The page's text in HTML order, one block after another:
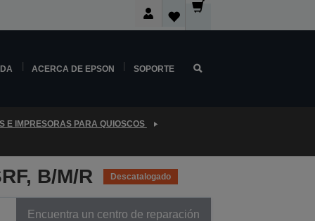
ACERCA DE EPSON SOPORTE
E IMPRESORAS PARA QUIOSCOS
B/M/R Descatalogado
Encuentra un centro de reparación